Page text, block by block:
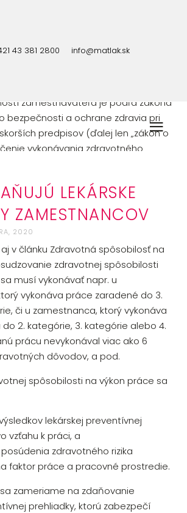
43 381 2800 info@matlak.sk
LEKÁRSKE
ZAMESTNANCOV
2020
sa zdaňuje a naopak, v ktorých
zamestnávateľa je podľa zákona
o bezpečnosti a ochrane zdravia pri
predpisov (ďalej len „zákon o
vykonávania zdravotného
preventívnych prehliadok
práce a na pracovné
ako aj vtedy, ak o to
v článku Zdravotná spôsobilosť na
zdravotnej spôsobilosti
musí vykonávať napr. u
vykonáva práce zaradené do 3.
či u zamestnanca, ktorý vykonáva
2. kategórie, 3. kategórie alebo 4.
prácu nevykonával viac ako 6
dôvodov, a pod.
spôsobilosti na výkon práce sa
lekárskej preventívnej
vzťahu k práci, a
zdravotného rizika
faktor práce a pracovné prostredie.
zameriame na zdaňovanie
prehliadky, ktorú zabezpečí